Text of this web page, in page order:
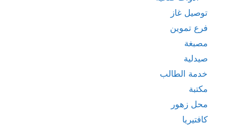
توصيل غاز
فرع تموين
مصبغة
صيدلية
خدمة الطالب
مكتبة
محل زهور
كافتيريا